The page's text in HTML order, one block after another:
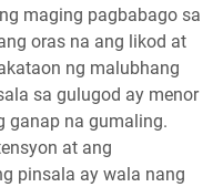
maging pagbabago sa
oras na ang likod at
ng malubhang
sa gulugod ay menor
ganap na gumaling.
at ang
pinsala ay wala nang